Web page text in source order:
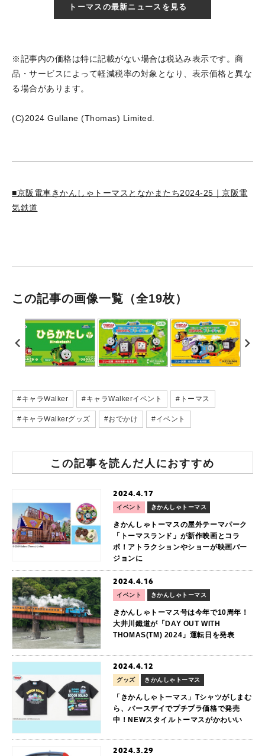
トーマスの最新ニュースを見る
※記事内の価格は特に記載がない場合は税込み表示です。商
品・サービスによって軽減税率の対象となり、表示価格と異な
る場合があります。
(C)2024 Gullane (Thomas) Limited.
■京阪電車きかんしゃトーマスとなかまたち2024-25｜京阪電
気鉄道
この記事の画像一覧 （全19枚）
#キャラWalker #キャラWalkerイベント #トーマス
#キャラWalkerグッズ #おでかけ #イベント
この記事を読んだ人におすすめ
2024.4.17
イベント きかんしゃトーマス
きかんしゃトーマスの屋外テーマパーク
「トーマスランド」が新作映画とコラ
ボ！アトラクションやショーが映画バー
ジョンに
2024.4.16
イベント きかんしゃトーマス
きかんしゃトーマス号は今年で10周年！
大井川鐵道が「DAY OUT WITH
THOMAS(TM) 2024」運転日を発表
2024.4.12
グッズ きかんしゃトーマス
「きかんしゃトーマス」Tシャツがしまむ
ら、バースデイでプチプラ価格で発売
中！NEWスタイルトーマスがかわいい
2024.3.29